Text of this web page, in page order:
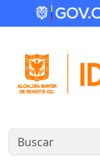
Pasar al